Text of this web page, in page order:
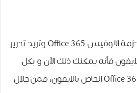
إن كنت من مشتركي حزمة الاوفيس Office 365 وتريد تحرير
فأنه يمكنك ذلك الآن و بكل
سهولة مع تطبيق Office 365 الخاص بالايفون، فمن خلال